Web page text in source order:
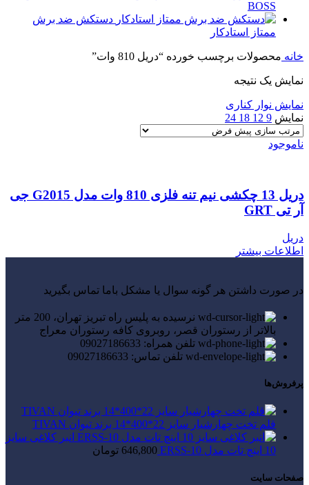
BOSS
دستکش ضد برش
ممتاز استادکار
خانه محصولات برچسب خورده “دریل 810 وات”
نمایش یک نتیجه
نمایش نوار کناری
نمایش 9
12
18
24
ناموجود
دریل 13 چکشی نیم تنه فلزی 810 وات مدل G2015 جی
آر تی GRT
دریل
اطلاعات بیشتر
در صورت داشتن هر گونه سوال یا مشکل باما تماس بگیرید
نرسیده به پلیس راه تبریز تهران، 200 متر
بالاتر از رستوران قصر، روبروی کافه رستوران معراج
تلفن همراه: 09027186633
تلفن تماس: 09027186633
پرفروش‌ها
قلم تخت چهارشیار سایز 22*400*14 برند تیوان TIVAN
انبر کلاغی سایز
10 اینچ تات مدل ERSS-10
646,800 تومان
صفحات سایت